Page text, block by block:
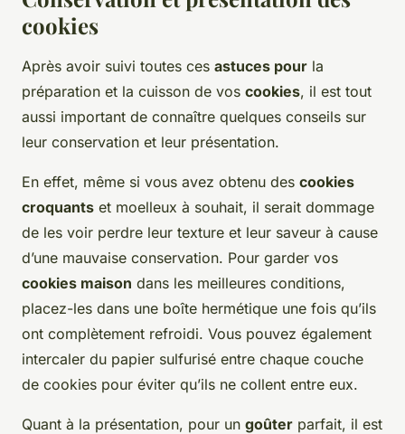
cookies
Après avoir suivi toutes ces astuces pour la
préparation et la cuisson de vos cookies, il est tout
aussi important de connaître quelques conseils sur
leur conservation et leur présentation.
En effet, même si vous avez obtenu des cookies
croquants et moelleux à souhait, il serait dommage
de les voir perdre leur texture et leur saveur à cause
d’une mauvaise conservation. Pour garder vos
cookies maison dans les meilleures conditions,
placez-les dans une boîte hermétique une fois qu’ils
ont complètement refroidi. Vous pouvez également
intercaler du papier sulfurisé entre chaque couche
de cookies pour éviter qu’ils ne collent entre eux.
Quant à la présentation, pour un goûter parfait, il est